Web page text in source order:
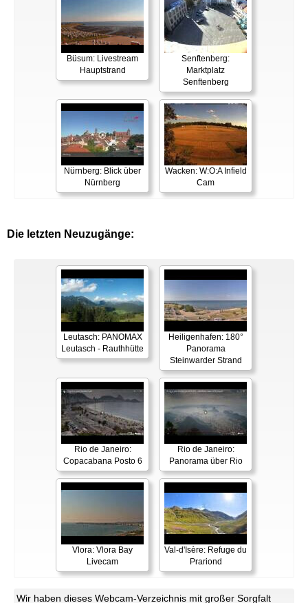
Büsum: Livestream
Hauptstrand
Senftenberg:
Marktplatz
Senftenberg
Nürnberg: Blick über
Nürnberg
Wacken: W:O:A Infield
Cam
Die letzten Neuzugänge:
Leutasch: PANOMAX
Leutasch - Rauthhütte
Heiligenhafen: 180°
Panorama
Steinwarder Strand
Rio de Janeiro:
Copacabana Posto 6
Rio de Janeiro:
Panorama über Rio
Vlora: Vlora Bay
Livecam
Val-d'Isère: Refuge du
Prariond
Wir haben dieses Webcam-Verzeichnis mit großer Sorgfalt